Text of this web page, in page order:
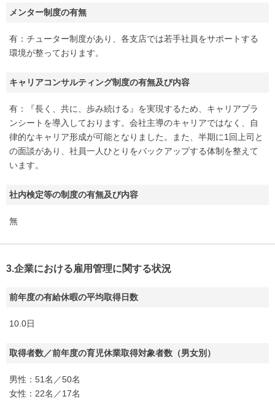
メンター制度の有無
有：チューター制度があり、各支店では若手社員をサポートする
環境が整っております。
キャリアコンサルティング制度の有無及び内容
有：『長く、共に、歩み続ける』を実現するため、キャリアプラ
ンシートを導入しております。会社主導のキャリアではなく、自
律的なキャリア形成が可能となりました。また、半期に1回上司と
の面談があり、社員一人ひとりをバックアップする体制を整えて
います。
社内検定等の制度の有無及び内容
無
3.企業における雇用管理に関する状況
前年度の有給休暇の平均取得日数
10.0日
取得者数／前年度の育児休業取得対象者数（男女別）
男性：51名／50名
女性：22名／17名